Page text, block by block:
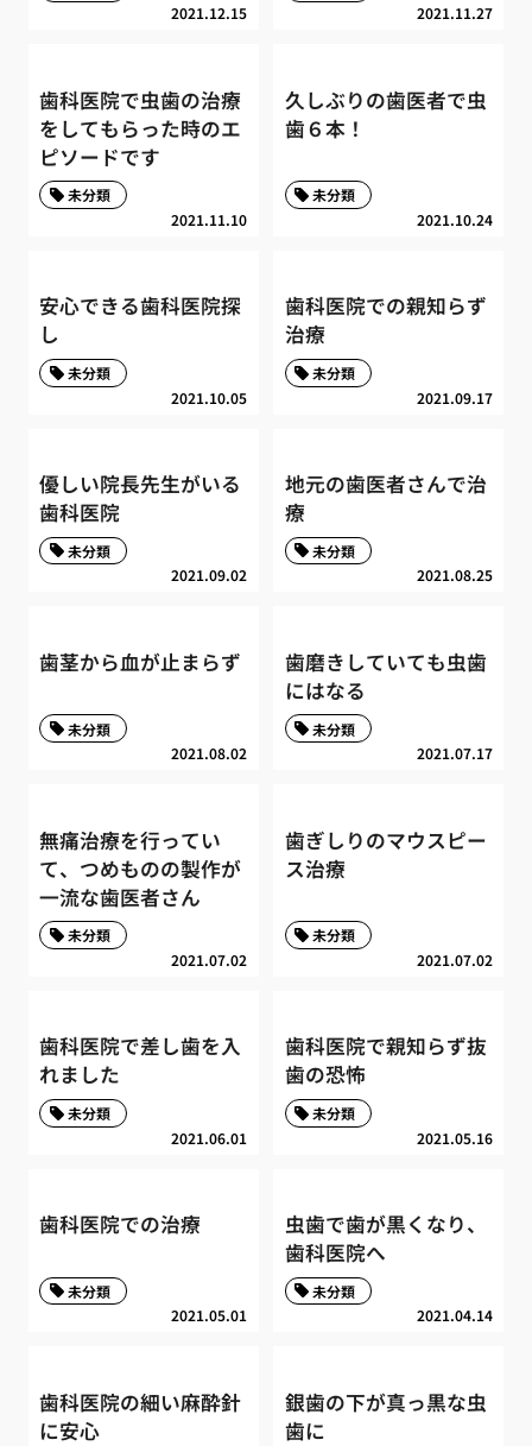
2021.12.15 2021.11.27
歯科医院で虫歯の治療
をしてもらった時のエ
ピソードです
2021.11.10
未分類
久しぶりの歯医者で虫
歯６本！
2021.10.24
未分類
安心できる歯科医院探
し
2021.10.05
未分類
歯科医院での親知らず
治療
2021.09.17
未分類
優しい院長先生がいる
歯科医院
2021.09.02
未分類
地元の歯医者さんで治
療
2021.08.25
未分類
歯茎から血が止まらず
2021.08.02
未分類
歯磨きしていても虫歯
にはなる
2021.07.17
未分類
無痛治療を行ってい
て、つめものの製作が
一流な歯医者さん
2021.07.02
未分類
歯ぎしりのマウスピー
ス治療
2021.07.02
未分類
歯科医院で差し歯を入
れました
2021.06.01
未分類
歯科医院で親知らず抜
歯の恐怖
2021.05.16
未分類
歯科医院での治療
2021.05.01
未分類
虫歯で歯が黒くなり、
歯科医院へ
2021.04.14
未分類
歯科医院の細い麻酔針
に安心
銀歯の下が真っ黒な虫
歯に